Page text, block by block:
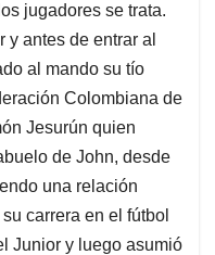
jugadores se trata.
y antes de entrar al
al mando su tío
Colombiana de
Jesurún quien
de John, desde
una relación
carrera en el fútbol
Junior y luego asumió